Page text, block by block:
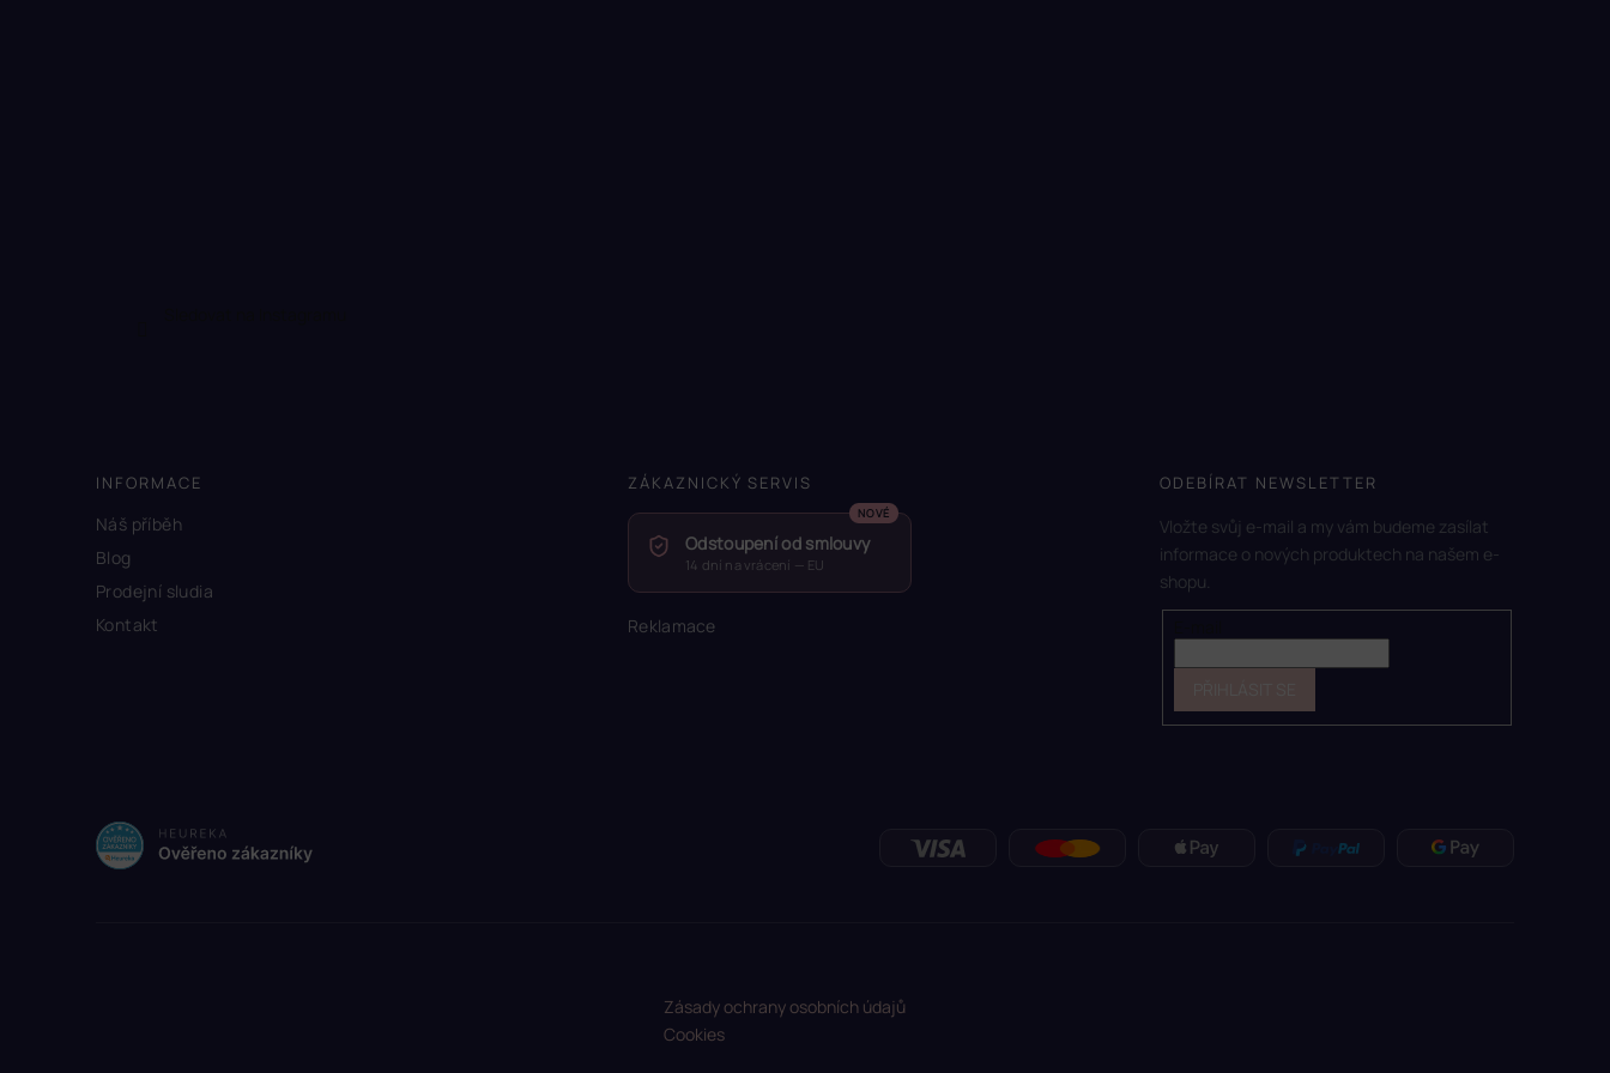
INFORMACE
Náš příběh
Blog
Prodejní sludia
Kontakt
ZÁKAZNICKÝ SERVIS
Odstoupení od smlouvy
14 dní na vrácení — EU
Reklamace
ODEBÍRAT NEWSLETTER
Vložte svůj e-mail a my vám budeme zasílat
informace o nových produktech na našem e-
shopu.
Zásady ochrany osobních údajů
Cookies